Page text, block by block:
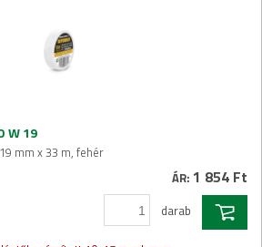
W 19
mm x 33 m, fehér
ÁR: 1 854 Ft
darab